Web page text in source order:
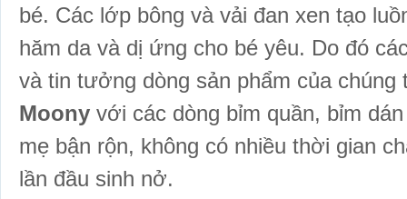
bé. Các lớp bông và vải đan xen tạo
hăm da và dị ứng cho bé yêu. Do đó
và tin tưởng dòng sản phẩm của chúng
Moony với các dòng bỉm quần, bỉm
mẹ bận rộn, không có nhiều thời gian
lần đầu sinh nở.